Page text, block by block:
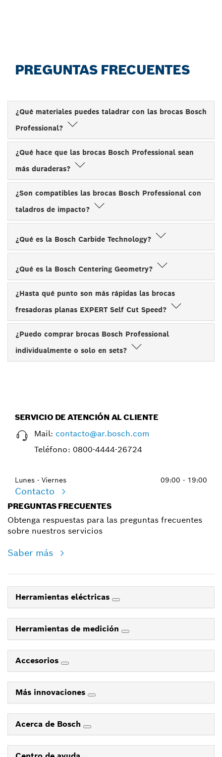
PREGUNTAS FRECUENTES
¿Qué materiales puedes taladrar con las brocas Bosch
Professional?
¿Qué hace que las brocas Bosch Professional sean
más duraderas?
¿Son compatibles las brocas Bosch Professional con
taladros de impacto?
¿Qué es la Bosch Carbide Technology?
¿Qué es la Bosch Centering Geometry?
¿Hasta qué punto son más rápidas las brocas
fresadoras planas EXPERT Self Cut Speed?
¿Puedo comprar brocas Bosch Professional
individualmente o solo en sets?
SERVICIO DE ATENCIÓN AL CLIENTE
Mail: contacto@ar.bosch.com
Teléfono: 0800-4444-26724
Lunes - Viernes 09:00 - 19:00
Contacto
PREGUNTAS FRECUENTES
Obtenga respuestas para las preguntas frecuentes
sobre nuestros servicios
Saber más
Herramientas eléctricas
Herramientas de medición
Accesorios
Más innovaciones
Acerca de Bosch